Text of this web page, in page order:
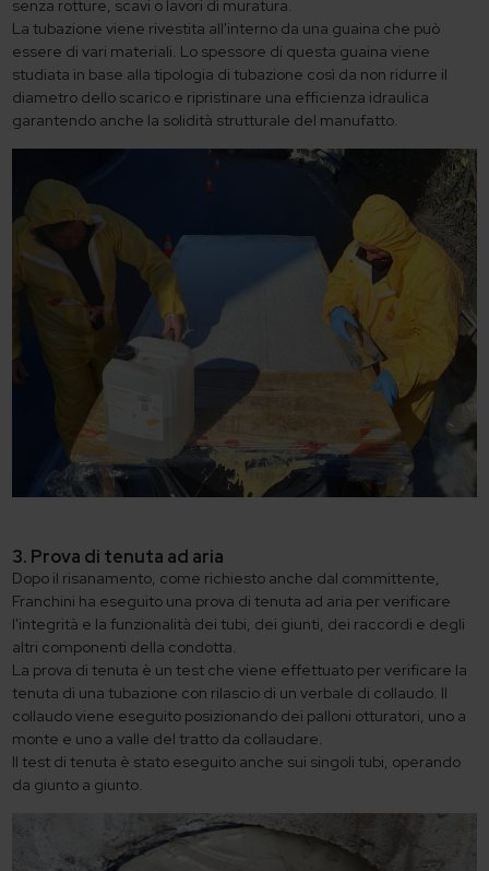
senza rotture, scavi o lavori di muratura.
La tubazione viene rivestita all'interno da una guaina che può
essere di vari materiali. Lo spessore di questa guaina viene
studiata in base alla tipologia di tubazione così da non ridurre il
diametro dello scarico e ripristinare una efficienza idraulica
garantendo anche la solidità strutturale del manufatto.
3. Prova di tenuta ad aria
Dopo il risanamento, come richiesto anche dal committente,
Franchini ha eseguito una prova di tenuta ad aria per verificare
l'integrità e la funzionalità dei tubi, dei giunti, dei raccordi e degli
altri componenti della condotta.
La prova di tenuta è un test che viene effettuato per verificare la
tenuta di una tubazione con rilascio di un verbale di collaudo. Il
collaudo viene eseguito posizionando dei palloni otturatori, uno a
monte e uno a valle del tratto da collaudare.
Il test di tenuta è stato eseguito anche sui singoli tubi, operando
da giunto a giunto.